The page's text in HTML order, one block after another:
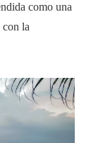
como una
la